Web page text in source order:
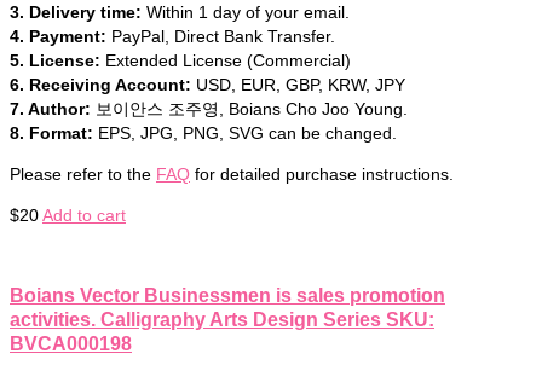
3. Delivery time: Within 1 day of your email.
4. Payment: PayPal, Direct Bank Transfer.
5. License: Extended License (Commercial)
6. Receiving Account: USD, EUR, GBP, KRW, JPY
7. Author: 보이안스 조주영, Boians Cho Joo Young.
8. Format: EPS, JPG, PNG, SVG can be changed.
Please refer to the FAQ for detailed purchase instructions.
$20Add to cart
Boians Vector Businessmen is sales promotion
activities. Calligraphy Arts Design Series SKU:
BVCA000198